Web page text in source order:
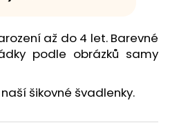
až do 4 let. Barevné
podle obrázků samy
šikovné švadlenky.